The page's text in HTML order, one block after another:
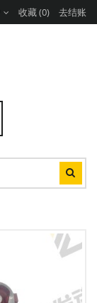
收藏 (0) 去结账